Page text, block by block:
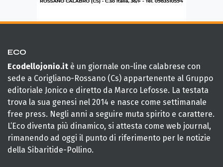
ECO
Ecodellojonio.it è un giornale on-line calabrese con
sede a Corigliano-Rossano (Cs) appartenente al Gruppo
editoriale Jonico e diretto da Marco Lefosse. La testata
trova la sua genesi nel 2014 e nasce come settimanale
free press. Negli anni a seguire muta spirito e carattere.
L’Eco diventa più dinamico, si attesta come web journal,
rimanendo ad oggi il punto di riferimento per le notizie
della Sibaritide-Pollino.